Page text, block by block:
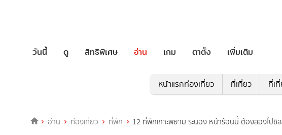
วันนี้ ดู สิทธิพิเศษ อ่าน เกม ตาตั้ง เพิ่มเติม
หน้าแรกท่องเที่ยว ที่เที่ยว ที่เ
อ่าน ท่องเที่ยว ที่พัก 12 ที่พักเกาะพยาม ระนอง หน้าร้อนนี้ ต้องลองไปชิ